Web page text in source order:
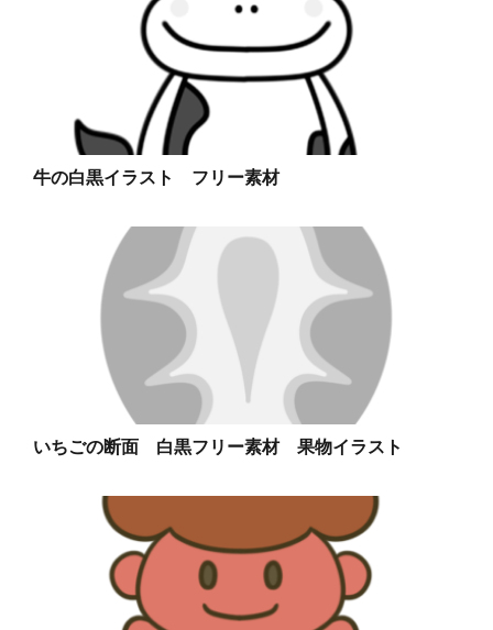
牛の白黒イラスト フリー素材
いちごの断面 白黒フリー素材 果物イラスト